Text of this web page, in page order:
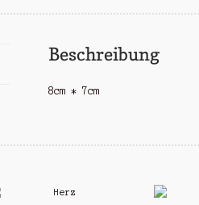
Beschreibung
8cm * 7cm